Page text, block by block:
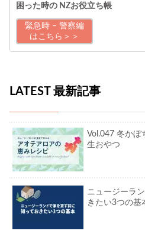
困った時の NZお役立ち帳
緊急時 – 警察編
はこちら＞＞
LATEST 最新記事
Vol.047 冬かぼ
生おやつ
ニュージーラ
きたい3つの基